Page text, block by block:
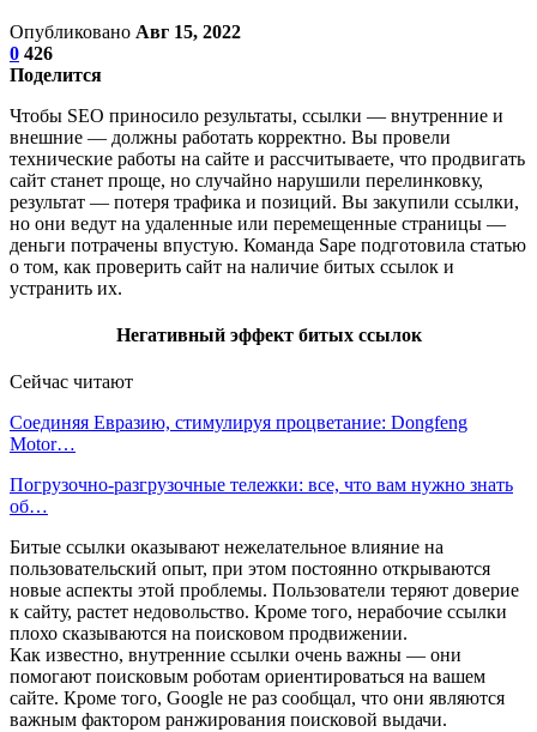
Опубликовано Авг 15, 2022
0 426
Поделится
Чтобы SEO приносило результаты, ссылки — внутренние и
внешние — должны работать корректно. Вы провели
технические работы на сайте и рассчитываете, что продвигать
сайт станет проще, но случайно нарушили перелинковку,
результат — потеря трафика и позиций. Вы закупили ссылки,
но они ведут на удаленные или перемещенные страницы —
деньги потрачены впустую. Команда Sape подготовила статью
о том, как проверить сайт на наличие битых ссылок и
устранить их.
Негативный эффект битых ссылок
Сейчас читают
Соединяя Евразию, стимулируя процветание: Dongfeng
Motor…
Погрузочно-разгрузочные тележки: все, что вам нужно знать
об…
Битые ссылки оказывают нежелательное влияние на
пользовательский опыт, при этом постоянно открываются
новые аспекты этой проблемы. Пользователи теряют доверие
к сайту, растет недовольство. Кроме того, нерабочие ссылки
плохо сказываются на поисковом продвижении.
Как известно, внутренние ссылки очень важны — они
помогают поисковым роботам ориентироваться на вашем
сайте. Кроме того, Google не раз сообщал, что они являются
важным фактором ранжирования поисковой выдачи.